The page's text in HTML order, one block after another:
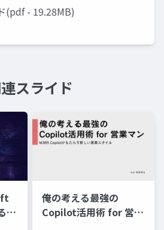
(pdf - 19.28MB)
スライド
こ
俺の考える最強の
Copilot活用術 for 営業